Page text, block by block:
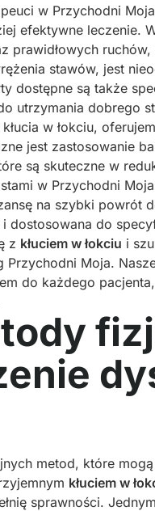
w Przychodni
efektywne leczenie.
prawidłowych
stawów, jest
dostępne są także
utrzymania dobrego
w łokciu,
jest zastosowanie
są skuteczne w
w Przychodni
na szybki powrót
dostosowana do
z kłuciem w łokciu i
Moja.
do każdego
metod, które
kłuciem w
sprawności.